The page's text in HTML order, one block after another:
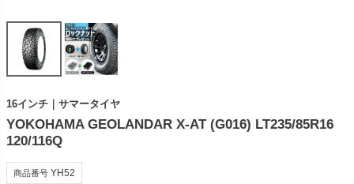
16インチ｜サマータイヤ
YOKOHAMA GEOLANDAR X-AT (G016) LT235/85R16
120/116Q
商品番号 YH52